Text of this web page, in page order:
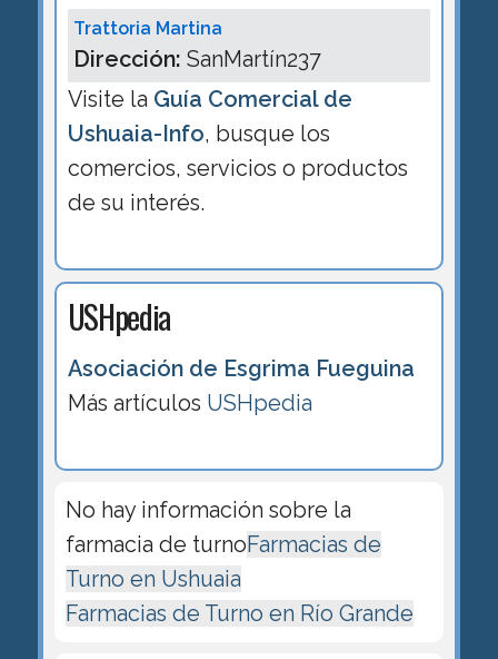
Trattoria Martina
Dirección: SanMartín237
Visite la Guía Comercial de
Ushuaia-Info, busque los
comercios, servicios o productos
de su interés.
USHpedia
Asociación de Esgrima Fueguina
Más artículos USHpedia
No hay información sobre la
farmacia de turnoFarmacias de
Turno en Ushuaia
Farmacias de Turno en Río Grande